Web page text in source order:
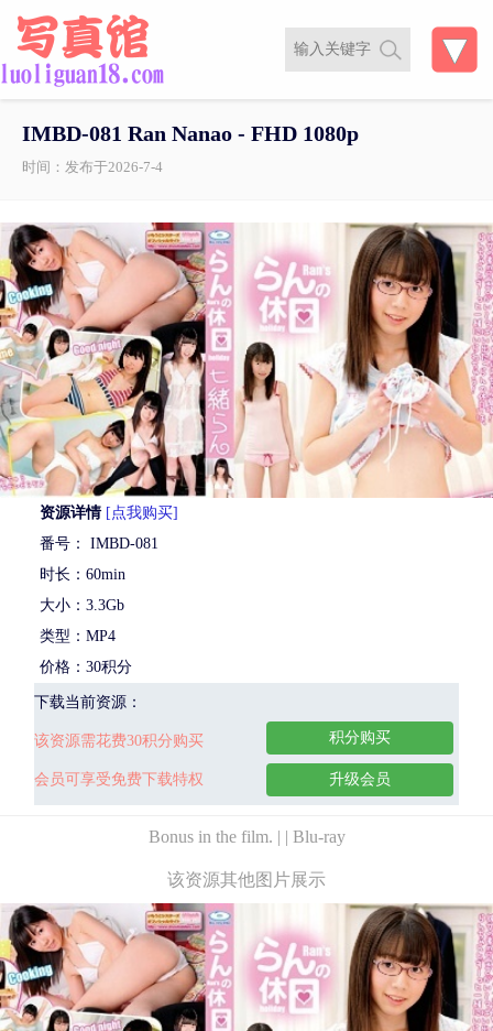
IMBD-081 Ran Nanao - FHD 1080p
时间：发布于2026-7-4
资源详情 [点我购买]
番号： IMBD-081
时长：60min
大小：3.3Gb
类型：MP4
价格：30积分
下载当前资源：
该资源需花费30积分购买
会员可享受免费下载特权
积分购买
升级会员
Bonus in the film. | | Blu-ray
该资源其他图片展示